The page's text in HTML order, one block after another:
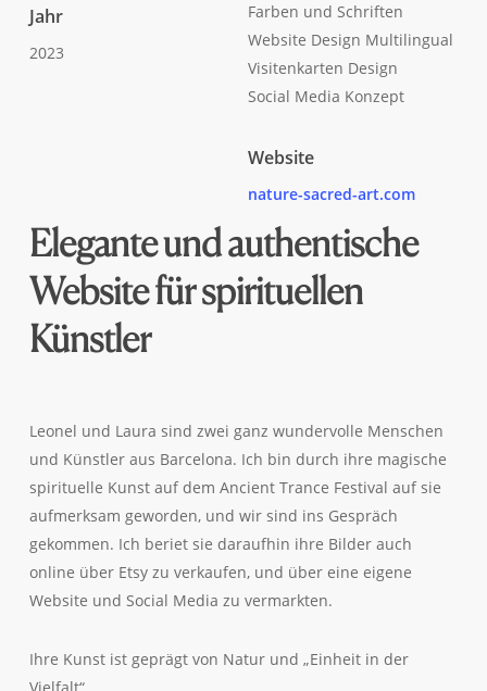
Jahr
2023
Farben und Schriften
Website Design Multilingual
Visitenkarten Design
Social Media Konzept
Website
nature-sacred-art.com
Elegante und authentische
Website für spirituellen
Künstler
Leonel und Laura sind zwei ganz wundervolle Menschen
und Künstler aus Barcelona. Ich bin durch ihre magische
spirituelle Kunst auf dem Ancient Trance Festival auf sie
aufmerksam geworden, und wir sind ins Gespräch
gekommen. Ich beriet sie daraufhin ihre Bilder auch
online über Etsy zu verkaufen, und über eine eigene
Website und Social Media zu vermarkten.
Ihre Kunst ist geprägt von Natur und „Einheit in der